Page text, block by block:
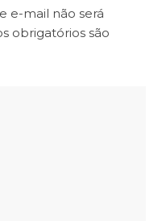
e-mail não será
obrigatórios são